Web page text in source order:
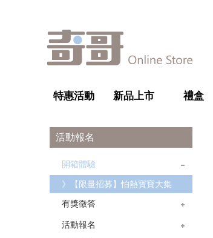
特惠活動 新品上市 禮盒
活動報名
開箱體驗
》【限量招募】怕熱寶寶大集
合！AIRCY 涼感試睡體驗！
有獎徵答
活動報名